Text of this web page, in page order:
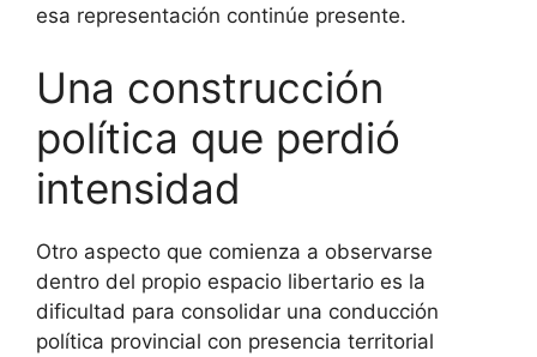
esa representación continúe presente.
Una construcción
política que perdió
intensidad
Otro aspecto que comienza a observarse
dentro del propio espacio libertario es la
dificultad para consolidar una conducción
política provincial con presencia territorial